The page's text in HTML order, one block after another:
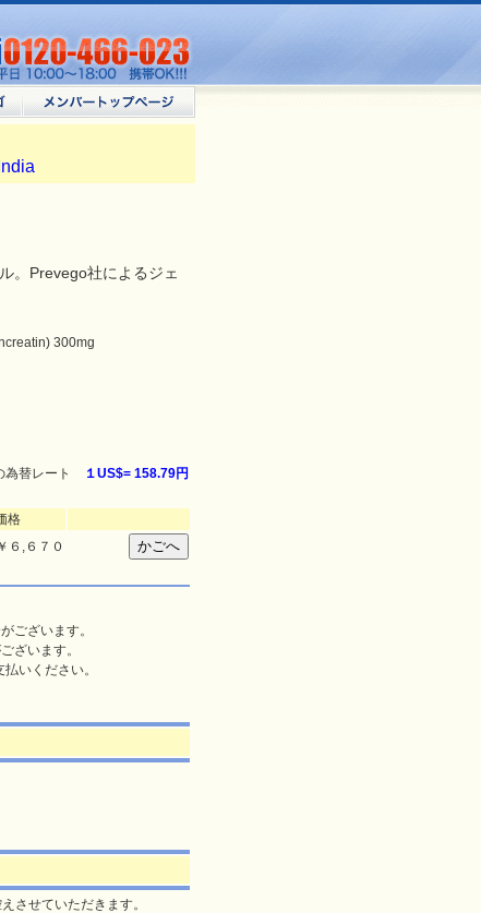
。Prevego社によるジェ
300mg
為替レート １US$= 158.79円
格
￥ ６,６７０
ございます。
ざいます。
いください。
させていただきます。